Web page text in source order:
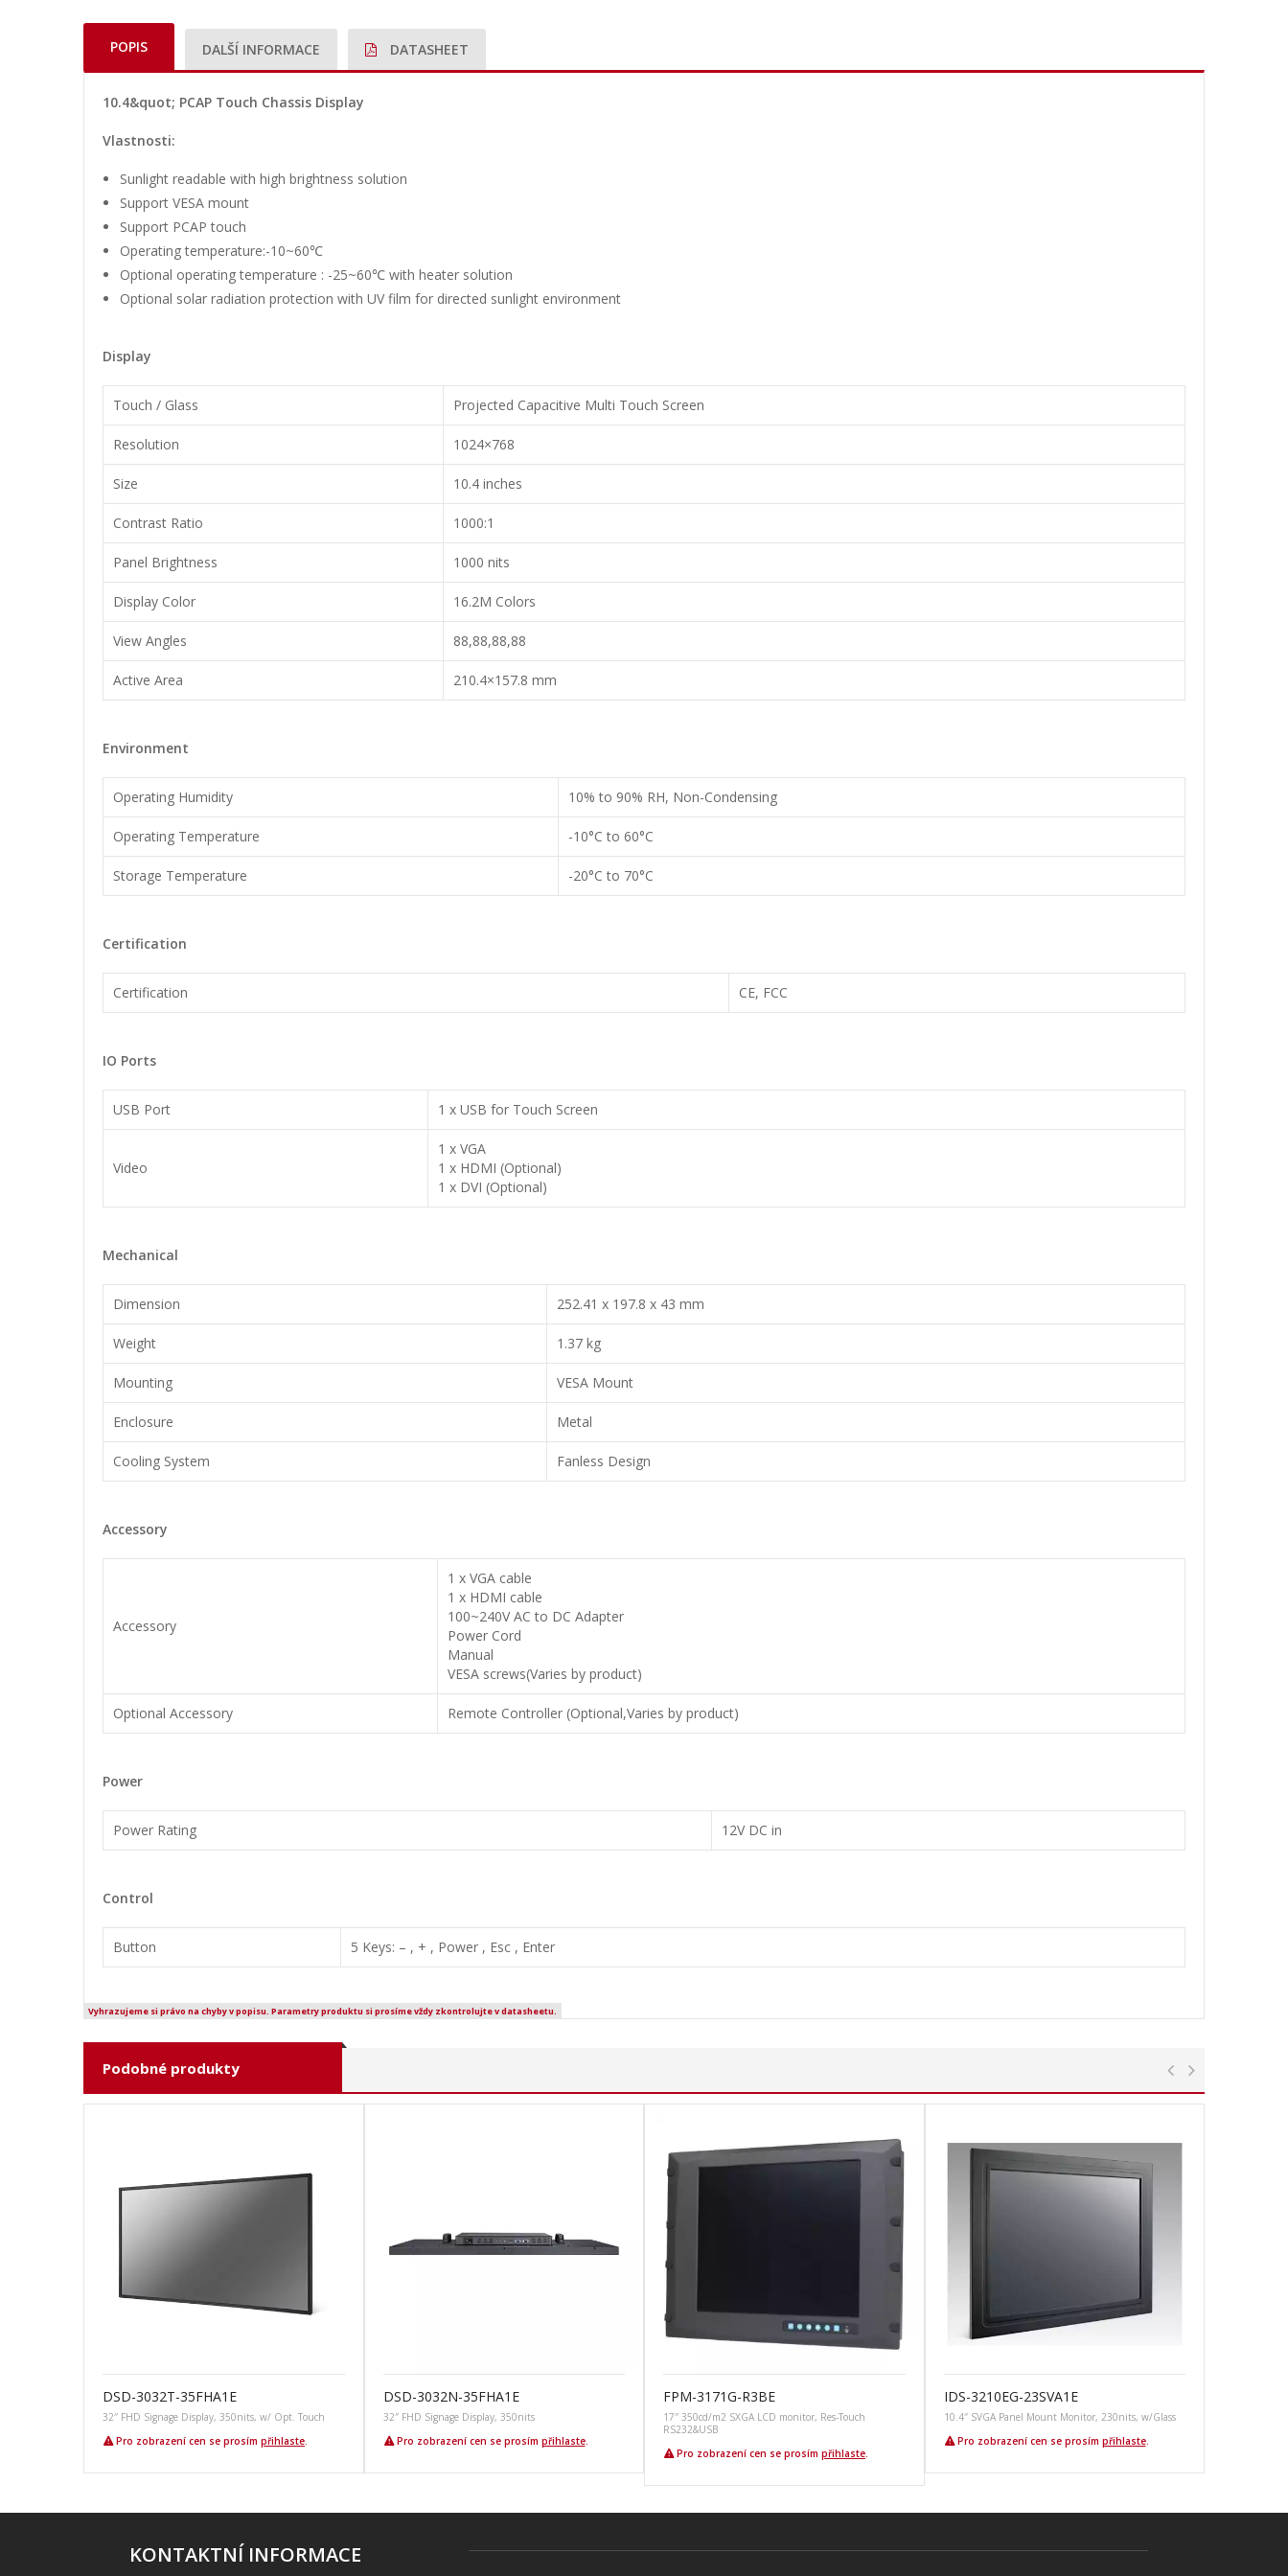
POPIS DALŠÍ INFORMACE DATASHEET
10.4&quot; PCAP Touch Chassis Display
Vlastnosti:
Sunlight readable with high brightness solution
Support VESA mount
Support PCAP touch
Operating temperature:-10~60℃
Optional operating temperature : -25~60℃ with heater solution
Optional solar radiation protection with UV film for directed sunlight environment
Display
Touch / Glass Projected Capacitive Multi Touch Screen
Resolution 1024×768
Size 10.4 inches
Contrast Ratio 1000:1
Panel Brightness 1000 nits
Display Color 16.2M Colors
View Angles 88,88,88,88
Active Area 210.4×157.8 mm
Environment
Operating Humidity 10% to 90% RH, Non-Condensing
Operating Temperature -10°C to 60°C
Storage Temperature -20°C to 70°C
Certification
Certification CE, FCC
IO Ports
USB Port 1 x USB for Touch Screen
Video
1 x VGA
1 x HDMI (Optional)
1 x DVI (Optional)
Mechanical
Dimension 252.41 x 197.8 x 43 mm
Weight 1.37 kg
Mounting VESA Mount
Enclosure Metal
Cooling System Fanless Design
Accessory
Accessory
1 x VGA cable
1 x HDMI cable
100~240V AC to DC Adapter
Power Cord
Manual
VESA screws(Varies by product)
Optional Accessory Remote Controller (Optional,Varies by product)
Power
Power Rating 12V DC in
Control
Button 5 Keys: – , + , Power , Esc , Enter
Vyhrazujeme si právo na chyby v popisu. Parametry produktu si prosíme vždy zkontrolujte v datasheetu.
Podobné produkty
DSD-3032T-35FHA1E
32″ FHD Signage Display, 350nits, w/ Opt. Touch
Pro zobrazení cen se prosím přihlaste
DSD-3032N-35FHA1E
32″ FHD Signage Display, 350nits
Pro zobrazení cen se prosím přihlaste.
FPM-3171G-R3BE
17″ 350cd/m2 SXGA LCD monitor, Res-Touch
RS232&USB
Pro zobrazení cen se prosím přihlaste
IDS-3210EG-23SVA1E
10.4″ SVGA Panel Mount Monitor, 230nits, w/Glass
Pro zobrazení cen se prosím přihlaste.
KONTAKTNÍ INFORMACE